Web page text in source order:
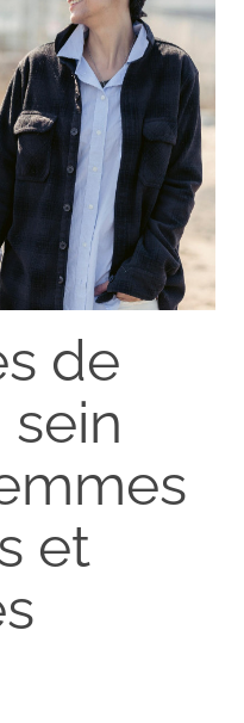
de
et